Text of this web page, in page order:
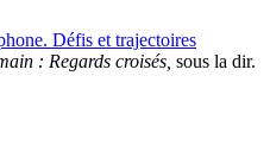
Défis et trajectoires
: Regards croisés, sous la dir.